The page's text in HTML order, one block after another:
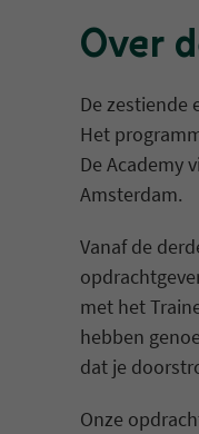
Over
De zestiende
Het
De Academy
Amsterdam.
Vanaf de
met het
hebben
dat je
Onze